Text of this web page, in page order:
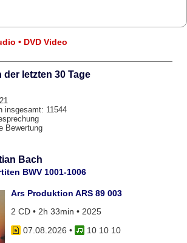
• DVD Video
letzten 30 Tage
insgesamt: 11544
Bewertung
Bach
BWV 1001-1006
Ars Produktion ARS 89 003
2 CD • 2h 33min • 2025
07.08.2026 •
10 10 10